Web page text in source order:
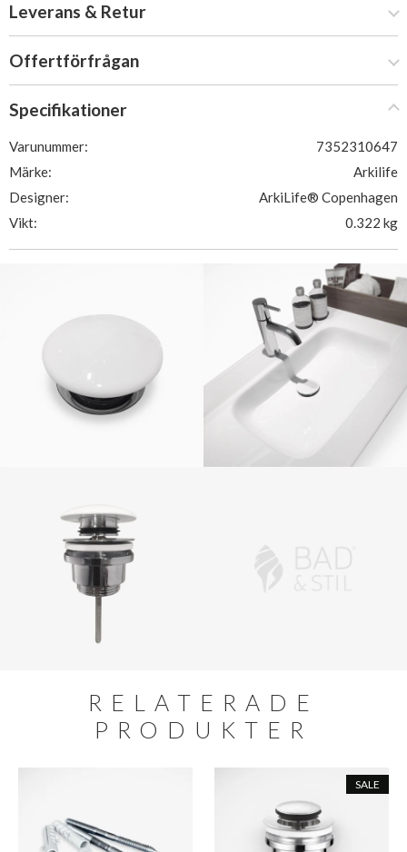
Leverans & Retur
Offertförfrågan
Specifikationer
Varunummer:
7352310647
Märke:
Arkilife
Designer:
ArkiLife® Copenhagen
Vikt:
0.322 kg
RELATERADE
PRODUKTER
SALE